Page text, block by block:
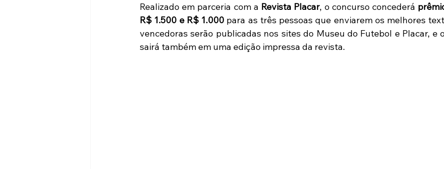
Realizado em parceria com a Revista Placar, o concurso concederá
R$ 1.500 e R$ 1.000 para as três pessoas que enviarem os melhores
vencedoras serão publicadas nos sites do Museu do Futebol e Placar, e
sairá também em uma edição impressa da revista.